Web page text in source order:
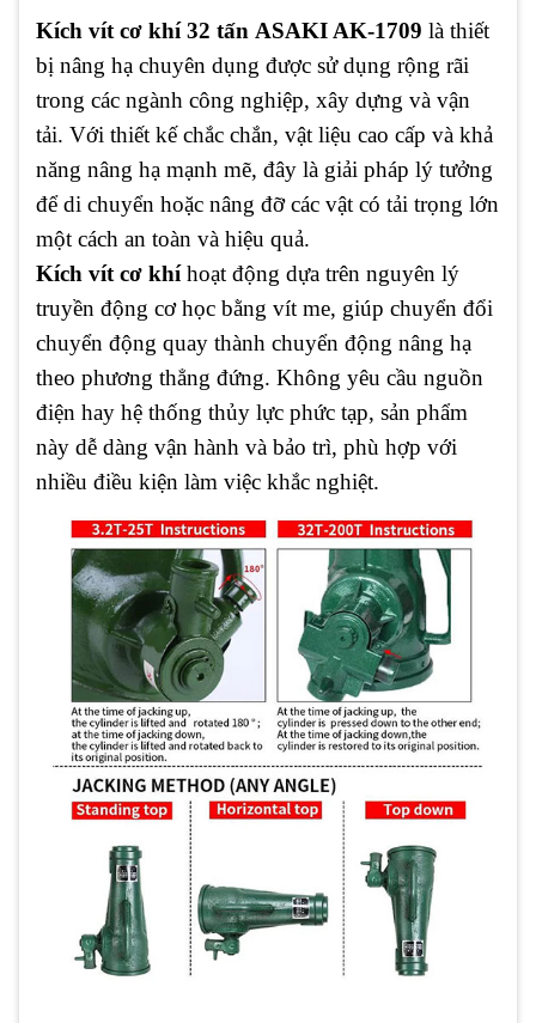
Kích vít cơ khí 32 tấn ASAKI AK-1709 là thiết
bị nâng hạ chuyên dụng được sử dụng rộng rãi
trong các ngành công nghiệp, xây dựng và vận
tải. Với thiết kế chắc chắn, vật liệu cao cấp và khả
năng nâng hạ mạnh mẽ, đây là giải pháp lý tưởng
để di chuyển hoặc nâng đỡ các vật có tải trọng lớn
một cách an toàn và hiệu quả.
Kích vít cơ khíhoạt động dựa trên nguyên lý
truyền động cơ học bằng vít me, giúp chuyển đổi
chuyển động quay thành chuyển động nâng hạ
theo phương thẳng đứng. Không yêu cầu nguồn
điện hay hệ thống thủy lực phức tạp, sản phẩm
này dễ dàng vận hành và bảo trì, phù hợp với
nhiều điều kiện làm việc khắc nghiệt.